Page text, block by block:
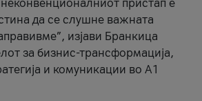
пристап е
да се слушне важната
изјави Бранкица
за бизнис-трансформација,
и комуникации во А1